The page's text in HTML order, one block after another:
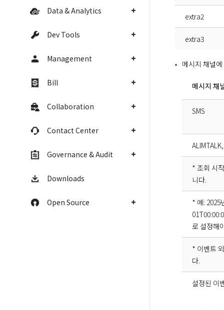
Data & Analytics
Dev Tools
Management
Bill
Collaboration
Contact Center
Governance & Audit
Downloads
Open Source
extra2
extra3
메시지 채널
메시지 채
SMS
* 조회 시
니다.
* 예: 2025
로 설정해
* 이벤트
다.
설정된 이